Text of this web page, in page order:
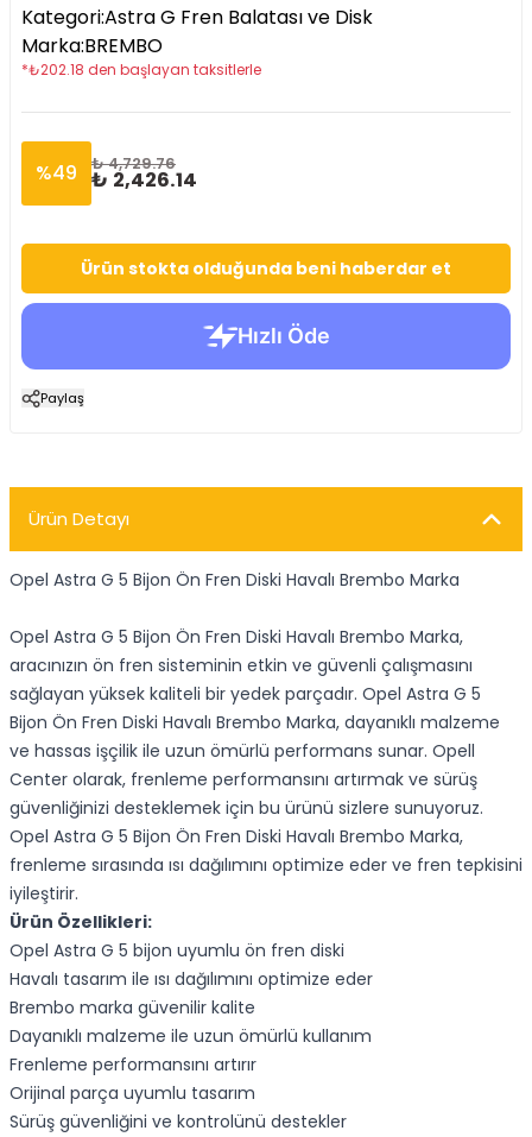
Kategori:Astra G Fren Balatası ve Disk
Marka:BREMBO
*₺202.18 den başlayan taksitlerle
%49 ₺ 4,729.76
₺ 2,426.14
Ürün stokta olduğunda beni haberdar et
Paylaş
Ürün Detayı
Opel Astra G 5 Bijon Ön Fren Diski Havalı Brembo Marka
Opel Astra G 5 Bijon Ön Fren Diski Havalı Brembo Marka,
aracınızın ön fren sisteminin etkin ve güvenli çalışmasını
sağlayan yüksek kaliteli bir yedek parçadır. Opel Astra G 5
Bijon Ön Fren Diski Havalı Brembo Marka, dayanıklı malzeme
ve hassas işçilik ile uzun ömürlü performans sunar. Opell
Center olarak, frenleme performansını artırmak ve sürüş
güvenliğinizi desteklemek için bu ürünü sizlere sunuyoruz.
Opel Astra G 5 Bijon Ön Fren Diski Havalı Brembo Marka,
frenleme sırasında ısı dağılımını optimize eder ve fren tepkisini
iyileştirir.
Ürün Özellikleri:
Opel Astra G 5 bijon uyumlu ön fren diski
Havalı tasarım ile ısı dağılımını optimize eder
Brembo marka güvenilir kalite
Dayanıklı malzeme ile uzun ömürlü kullanım
Frenleme performansını artırır
Orijinal parça uyumlu tasarım
Sürüş güvenliğini ve kontrolünü destekler